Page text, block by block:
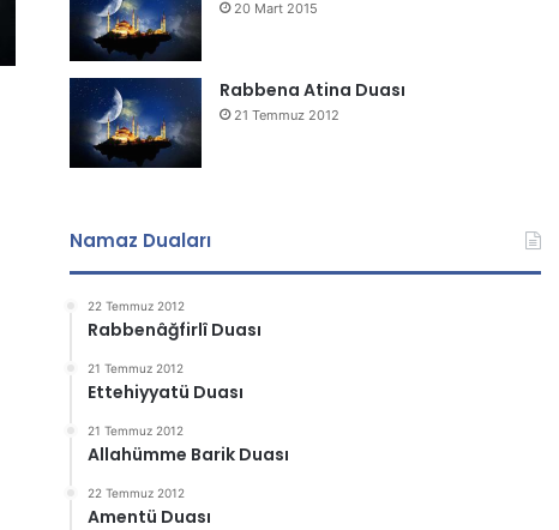
20 Mart 2015
Rabbena Atina Duası
21 Temmuz 2012
Namaz Duaları
22 Temmuz 2012
Rabbenâğfirlî Duası
21 Temmuz 2012
Ettehiyyatü Duası
21 Temmuz 2012
Allahümme Barik Duası
22 Temmuz 2012
Amentü Duası